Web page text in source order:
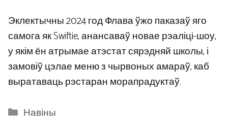
Эклектычны 2024 год Флава ўжо паказаў яго
самога як Swiftie, анансаваў новае рэаліці-шоу,
у якім ён атрымае атэстат сярэдняй школы, і
замовіў цэлае меню з чырвоных амараў, каб
выратаваць рэстаран морапрадуктаў.
Categories
Навіны